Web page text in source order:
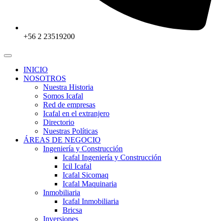
+56 2 23519200
INICIO
NOSOTROS
Nuestra Historia
Somos Icafal
Red de empresas
Icafal en el extranjero
Directorio
Nuestras Políticas
ÁREAS DE NEGOCIO
Ingeniería y Construcción
Icafal Ingeniería y Construcción
Icil Icafal
Icafal Sicomaq
Icafal Maquinaria
Inmobiliaria
Icafal Inmobiliaria
Bricsa
Inversiones